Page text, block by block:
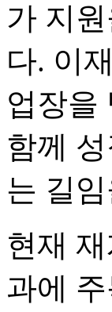
가 지
다. 이
업장을
함께
는 길
현재
과에